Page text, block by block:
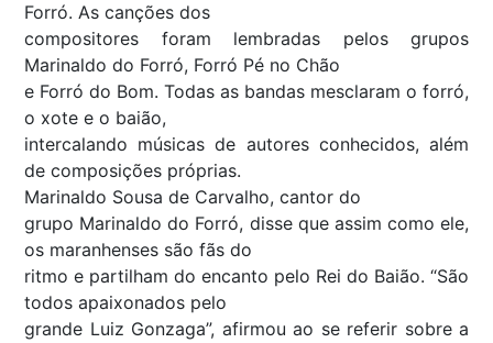
Forró. As canções dos
compositores foram lembradas pelos grupos
Marinaldo do Forró, Forró Pé no Chão
e Forró do Bom. Todas as bandas mesclaram o forró,
o xote e o baião,
intercalando músicas de autores conhecidos, além
de composições próprias.
Marinaldo Sousa de Carvalho, cantor do
grupo Marinaldo do Forró, disse que assim como ele,
os maranhenses são fãs do
ritmo e partilham do encanto pelo Rei do Baião. “São
todos apaixonados pelo
grande Luiz Gonzaga”, afirmou ao se referir sobre a